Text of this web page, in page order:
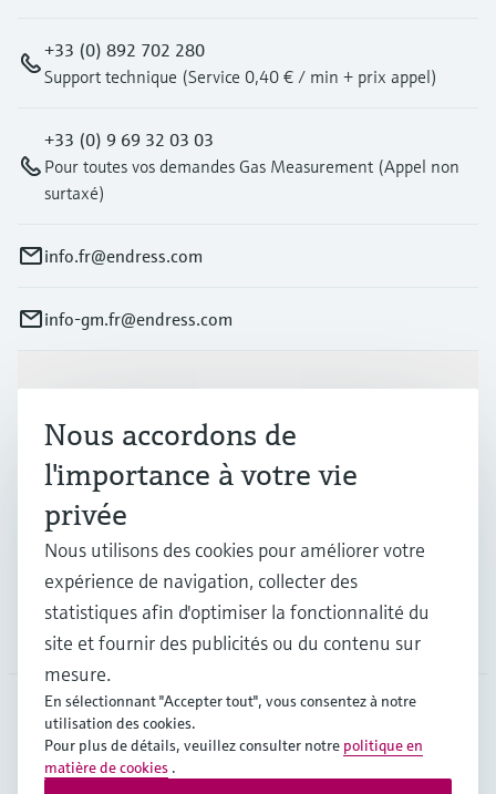
+33 (0) 892 702 280
Support technique (Service 0,40 € / min + prix appel)
+33 (0) 9 69 32 03 03
Pour toutes vos demandes Gas Measurement (Appel non
surtaxé)
info.fr@endress.com
info-gm.fr@endress.com
Produits et services
Industries
Support
Société
FRA•Français
Nous accordons de
l'importance à votre vie
privée
Nous utilisons des cookies pour améliorer votre
expérience de navigation, collecter des
statistiques afin d'optimiser la fonctionnalité du
site et fournir des publicités ou du contenu sur
mesure.
En sélectionnant "Accepter tout", vous consentez à notre
utilisation des cookies.
Pour plus de détails, veuillez consulter notre politique en
matière de cookies .